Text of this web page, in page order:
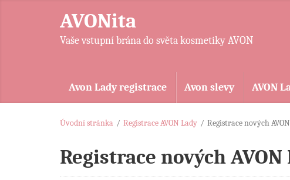
AVONita
Vaše vstupní brána do světa kosmetiky AVON
Avon Lady registrace Avon slevy AVON
Úvodní stránka / Registrace AVON Lady / Registrace nových
Registrace nových